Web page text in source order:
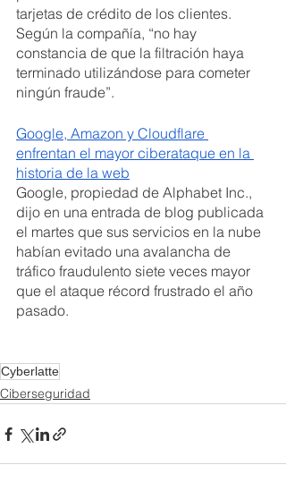
tarjetas de crédito de los clientes.
Según la compañía, “no hay
constancia de que la filtración haya
terminado utilizándose para cometer
ningún fraude”.
Google, Amazon y Cloudflare
enfrentan el mayor ciberataque en la
historia de la web
Google, propiedad de Alphabet Inc.,
dijo en una entrada de blog publicada
el martes que sus servicios en la nube
habían evitado una avalancha de
tráfico fraudulento siete veces mayor
que el ataque récord frustrado el año
pasado.
Cyberlatte
Ciberseguridad